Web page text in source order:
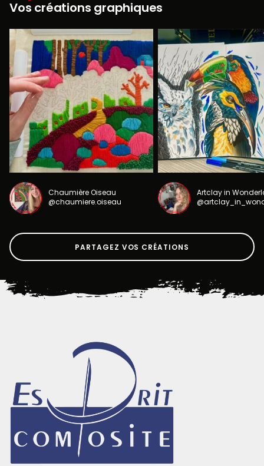
Vos créations graphiques
Chaumière Oiseau
@chaumiere.oiseau
Artclay in
PARTAGEZ VOS CRÉATIONS